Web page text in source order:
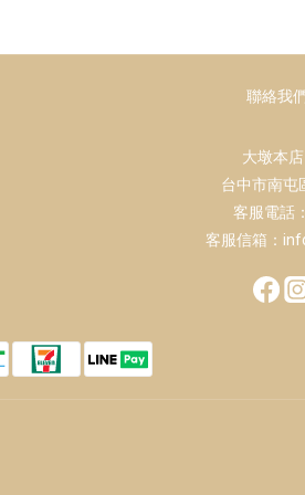
聯絡我
大墩本店
台中市南屯
客服電話
客服信箱：